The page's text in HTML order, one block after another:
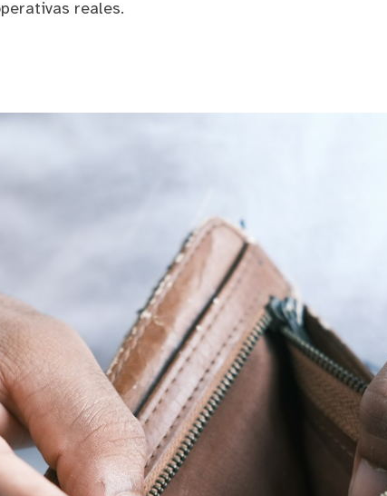
reales.